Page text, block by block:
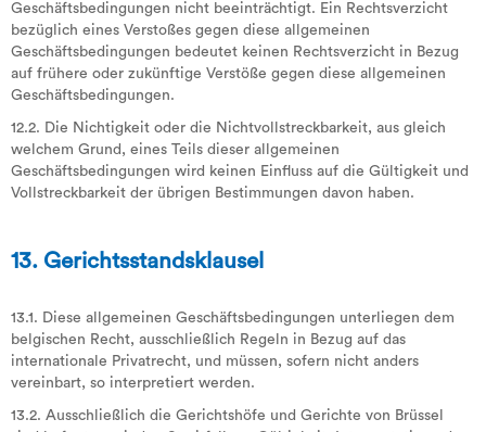
Geschäftsbedingungen nicht beeinträchtigt. Ein Rechtsverzicht
bezüglich eines Verstoßes gegen diese allgemeinen
Geschäftsbedingungen bedeutet keinen Rechtsverzicht in Bezug
auf frühere oder zukünftige Verstöße gegen diese allgemeinen
Geschäftsbedingungen.
12.2. Die Nichtigkeit oder die Nichtvollstreckbarkeit, aus gleich
welchem Grund, eines Teils dieser allgemeinen
Geschäftsbedingungen wird keinen Einfluss auf die Gültigkeit und
Vollstreckbarkeit der übrigen Bestimmungen davon haben.
13. Gerichtsstandsklausel
13.1. Diese allgemeinen Geschäftsbedingungen unterliegen dem
belgischen Recht, ausschließlich Regeln in Bezug auf das
internationale Privatrecht, und müssen, sofern nicht anders
vereinbart, so interpretiert werden.
13.2. Ausschließlich die Gerichtshöfe und Gerichte von Brüssel